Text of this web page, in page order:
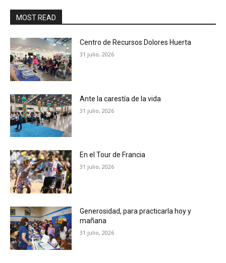
MOST READ
Centro de Recursos Dolores Huerta
31 julio, 2026
Ante la carestía de la vida
31 julio, 2026
En el Tour de Francia
31 julio, 2026
Generosidad, para practicarla hoy y
mañana
31 julio, 2026